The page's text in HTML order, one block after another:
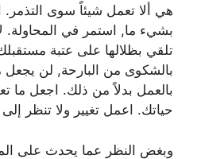
هي ألا تعمل شيئاً سوى التذمر.
بشيء ما, استمر في المحاولة.
تلقي بظلالها على عتبة
بالشكوى من البارحة, لن يجعل
بالعمل بدلاً من ذلك. اجعل ما
حياتك. اعمل تغيير ولا تنظر إلى
وبغض النظر عما يحدث على